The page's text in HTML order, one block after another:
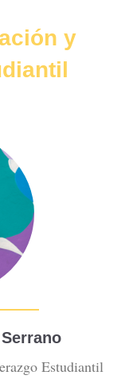
y
Estudiantil